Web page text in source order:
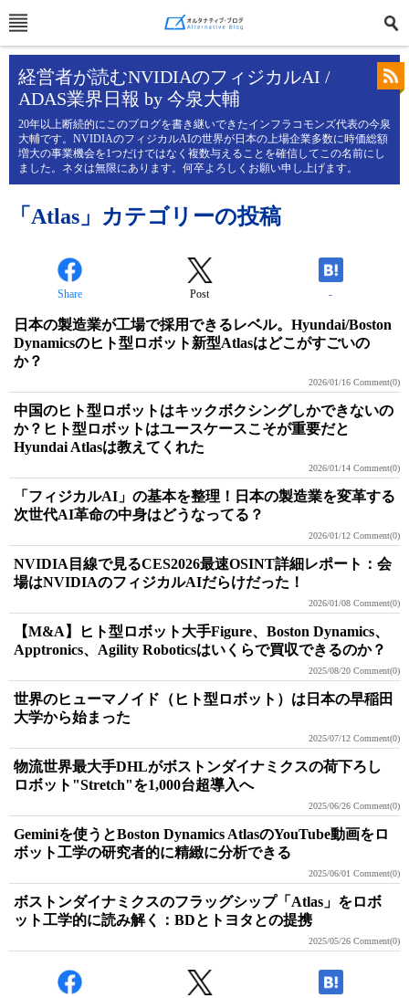
経営者が読むNVIDIAのフィジカルAI /
ADAS業界日報 by 今泉大輔
20年以上断続的にこのブログを書き継いできたインフラコモンズ代表の今泉
大輔です。NVIDIAのフィジカルAIの世界が日本の上場企業多数に時価総額
増大の事業機会を1つだけではなく複数与えることを確信してこの名前にし
ました。ネタは無限にあります。何卒よろしくお願い申し上げます。
「Atlas」カテゴリーの投稿
Share Post -
日本の製造業が工場で採用できるレベル。Hyundai/Boston
Dynamicsのヒト型ロボット新型Atlasはどこがすごいの
か？
2026/01/16 Comment(0)
中国のヒト型ロボットはキックボクシングしかできないの
か？ヒト型ロボットはユースケースこそが重要だと
Hyundai Atlasは教えてくれた
2026/01/14 Comment(0)
「フィジカルAI」の基本を整理！日本の製造業を変革する
次世代AI革命の中身はどうなってる？
2026/01/12 Comment(0)
NVIDIA目線で見るCES2026最速OSINT詳細レポート：会
場はNVIDIAのフィジカルAIだらけだった！
2026/01/08 Comment(0)
【M&A】ヒト型ロボット大手Figure、Boston Dynamics、
Apptronics、Agility Roboticsはいくらで買収できるのか？
2025/08/20 Comment(0)
世界のヒューマノイド（ヒト型ロボット）は日本の早稲田
大学から始まった
2025/07/12 Comment(0)
物流世界最大手DHLがボストンダイナミクスの荷下ろし
ロボット"Stretch"を1,000台超導入へ
2025/06/26 Comment(0)
Geminiを使うとBoston Dynamics AtlasのYouTube動画をロ
ボット工学の研究者的に精緻に分析できる
2025/06/01 Comment(0)
ボストンダイナミクスのフラッグシップ「Atlas」をロボ
ット工学的に読み解く：BDとトヨタとの提携
2025/05/26 Comment(0)